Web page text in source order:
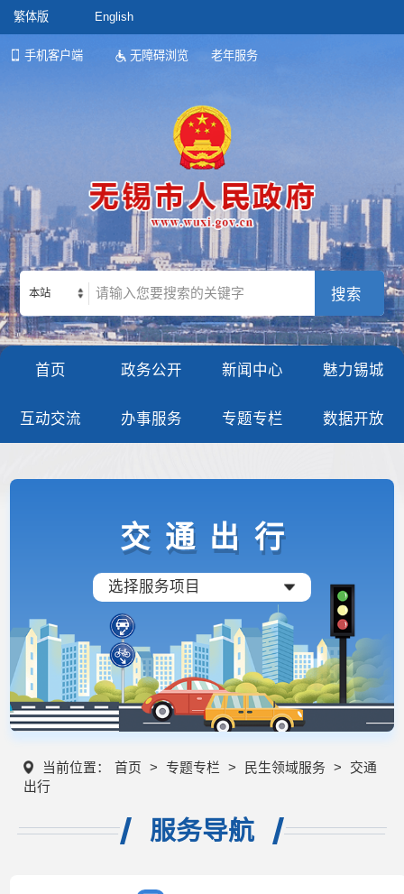
繁体版 English
手机客户端 无障碍浏览 老年服务
本站
首页 政务公开 新闻中心 魅力锡城
互动交流 办事服务 专题专栏 数据开放
交通出行
选择服务项目
当前位置： 首页 > 专题专栏 > 民生领域服务 >
交通
出行
服务导航